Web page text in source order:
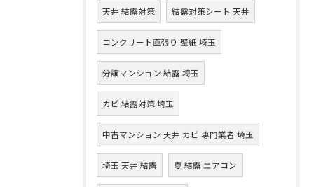
天井 結露対策 結露対策シート 天井
コンクリート直張り 壁紙 埼玉
分譲マンション 結露 埼玉
カビ 結露対策 埼玉
中古マンション 天井 カビ 専門業者 埼玉
埼玉 天井 結露 夏 結露 エアコン